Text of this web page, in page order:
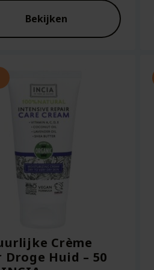
€23.95.
Bekijken
Crème
Droge Huid – 50